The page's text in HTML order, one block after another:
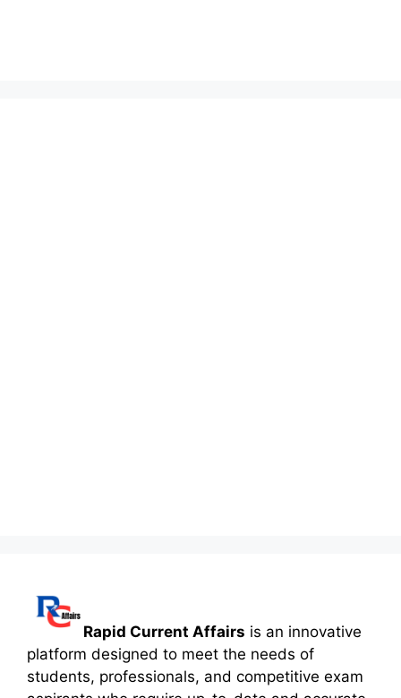
Rapid Current Affairs is an innovative
platform designed to meet the needs of
students, professionals, and competitive exam